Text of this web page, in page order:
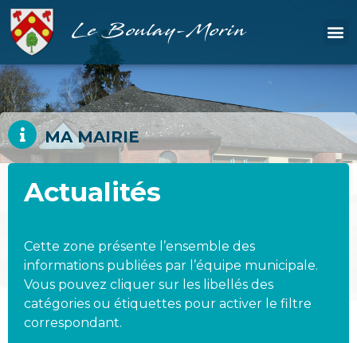
Le Boulay-Morin
MA MAIRIE
Actualités
Cette zone présente l’ensemble des
informations publiées par l’équipe municipale.
Vous pouvez cliquer sur les libellés des
catégories ou étiquettes pour activer le filtre
correspondant.